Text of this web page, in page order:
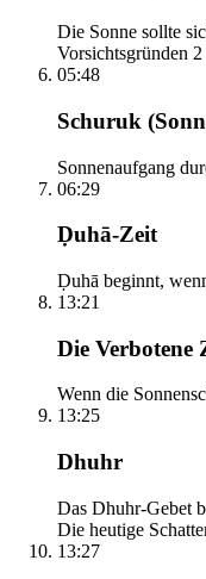
Die Sonne sollte
Vorsichtsgründen
05:48
Schuruk
Sonnenaufgang
06:29
Ḍuhā-Zeit
Ḍuhā beginnt,
13:21
Die Verbotene
Wenn die
13:25
Dhuhr
Das Dhuhr-Gebet
Die heutige
13:27